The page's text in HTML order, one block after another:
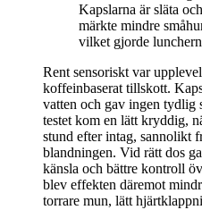
Kapslarna är släta
märkte mindre
vilket gjorde
Rent sensoriskt var
koffeinbaserat tillskott.
vatten och gav ingen tydlig
testet kom en lätt kryddig,
stund efter intag, sannolikt
blandningen. Vid rätt dos
känsla och bättre kontroll
blev effekten däremot
torrare mun, lätt